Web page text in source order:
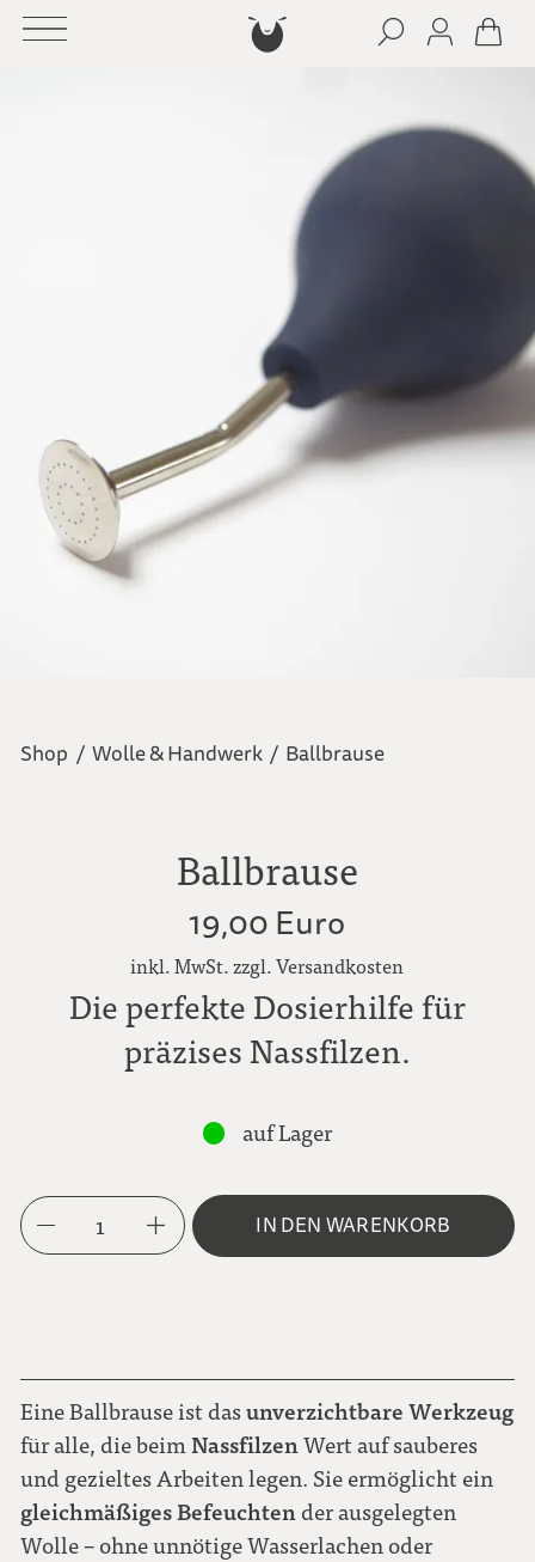
Shop / Wolle & Handwerk / Ballbrause
Ballbrause
19,00 Euro
inkl. MwSt. zzgl. Versandkosten
Die perfekte Dosierhilfe für
präzises Nassfilzen.
auf Lager
1 IN DEN WARENKORB
Eine Ballbrause ist dasunverzichtbare Werkzeug
für alle, die beimNassfilzenWert auf sauberes
und gezieltes Arbeiten legen. Sie ermöglicht ein
gleichmäßiges Befeuchten der ausgelegten
Wolle – ohne unnötige Wasserlachen oder